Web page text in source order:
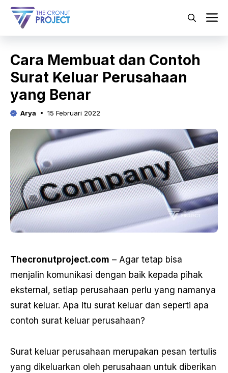
Langsung
Cara Membuat dan Contoh
Surat Keluar Perusahaan
yang Benar
Arya 15 Februari 2022
Thecronutproject.com – Agar tetap bisa
menjalin komunikasi dengan baik kepada pihak
eksternal, setiap perusahaan perlu yang namanya
surat keluar. Apa itu surat keluar dan seperti apa
contoh surat keluar perusahaan?
Surat keluar perusahaan merupakan pesan tertulis
yang dikeluarkan oleh perusahaan untuk diberikan